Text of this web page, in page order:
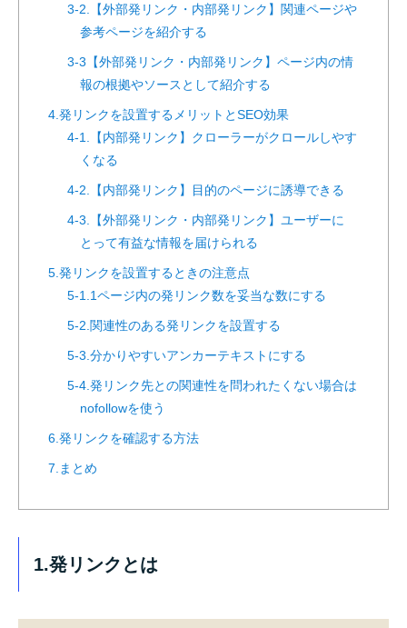
3-2.【外部発リンク・内部発リンク】関連ページや
参考ページを紹介する
3-3【外部発リンク・内部発リンク】ページ内の情
報の根拠やソースとして紹介する
4.発リンクを設置するメリットとSEO効果
4-1.【内部発リンク】クローラーがクロールしやす
くなる
4-2.【内部発リンク】目的のページに誘導できる
4-3.【外部発リンク・内部発リンク】ユーザーに
とって有益な情報を届けられる
5.発リンクを設置するときの注意点
5-1.1ページ内の発リンク数を妥当な数にする
5-2.関連性のある発リンクを設置する
5-3.分かりやすいアンカーテキストにする
5-4.発リンク先との関連性を問われたくない場合は
nofollowを使う
6.発リンクを確認する方法
7.まとめ
1.発リンクとは